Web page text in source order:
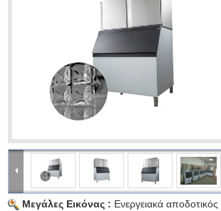
Μεγάλες Εικόνας : Ενεργειακά αποδοτικός